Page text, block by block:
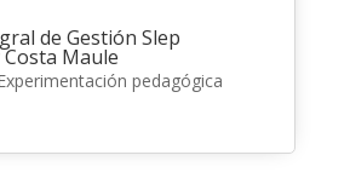
de Gestión Slep
Maule
pedagógica